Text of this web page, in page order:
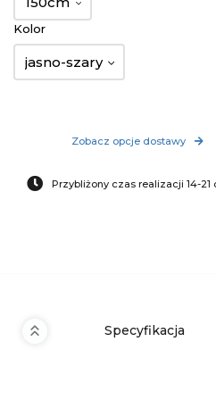
Kolor
jasno-szary
Zobacz opcje dostawy
Przybliżony czas realizacji 14-21
Specyfikacja